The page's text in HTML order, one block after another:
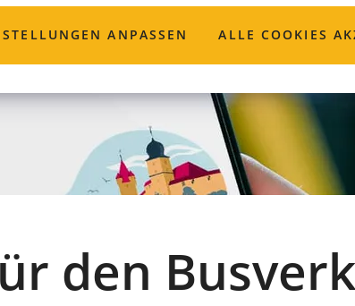
ANPASSEN ALLE COOKIES
den